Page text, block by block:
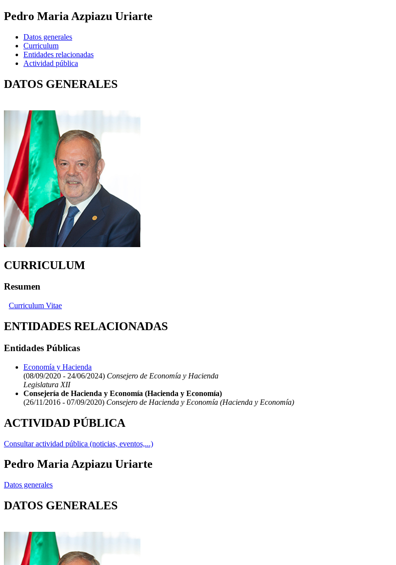
Pedro Maria Azpiazu Uriarte
Datos generales
Curriculum
Entidades relacionadas
Actividad pública
DATOS GENERALES
CURRICULUM
Resumen
Curriculum Vitae
ENTIDADES RELACIONADAS
Entidades Públicas
Economía y Hacienda
(08/09/2020 - 24/06/2024) Consejero de Economía y Hacienda
Legislatura XII
Consejería de Hacienda y Economía (Hacienda y Economía)
(26/11/2016 - 07/09/2020) Consejero de Hacienda y Economía (Hacienda y Economía)
ACTIVIDAD PÚBLICA
Consultar actividad pública (noticias, eventos,...)
Pedro Maria Azpiazu Uriarte
Datos generales
DATOS GENERALES